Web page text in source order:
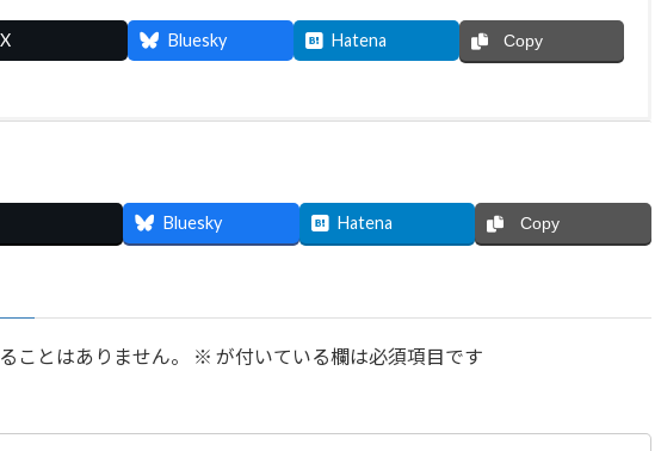
X Bluesky Hatena Copy
Bluesky Hatena Copy
ことはありません。 ※ が付いている欄は必須項目です